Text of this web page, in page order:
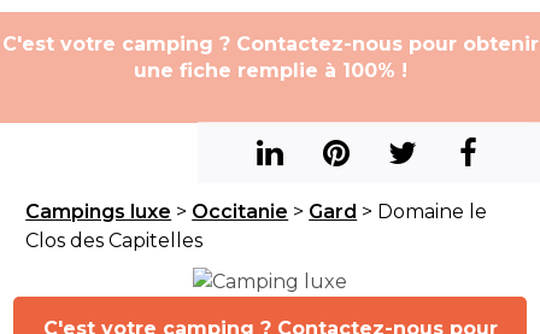
C'est votre camping ? Contactez-nous pour obtenir
une fiche remplie à 100% !
Campings luxe > Occitanie > Gard > Domaine le
Clos des Capitelles
C'est votre camping ? Contactez-nous pour